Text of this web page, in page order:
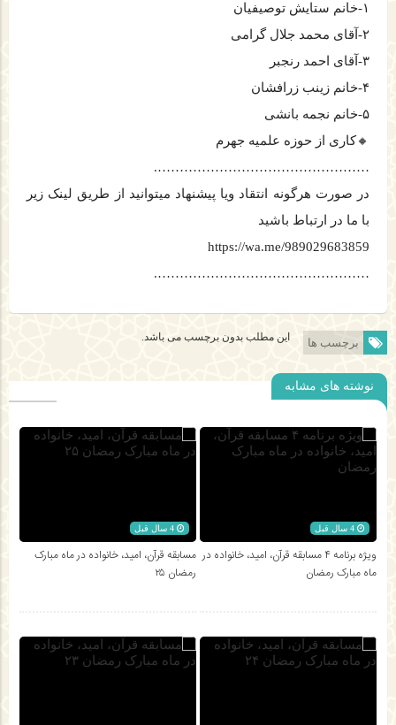
۱-خانم ستایش توصیفیان
۲-آقای محمد جلال گرامی
۳-آقای احمد رنجبر
۴-خانم زینب زرافشان
۵-خانم نجمه بانشی
🔸کاری از حوزه علمیه جهرم
………………………………………….
در صورت هرگونه انتقاد ویا پیشنهاد میتوانید از طریق لینک زیر
با ما در ارتباط باشید
https://wa.me/989029683859
………………………………………….
برچسب ها این مطلب بدون برچسب می باشد.
نوشته های مشابه
4 سال قبل
ویژه برنامه ۴ مسابقه قرآن، امید، خانواده در
ماه مبارک رمضان
مسابقه قرآن، امید، خانواده در ماه مبارک
رمضان ۲۵